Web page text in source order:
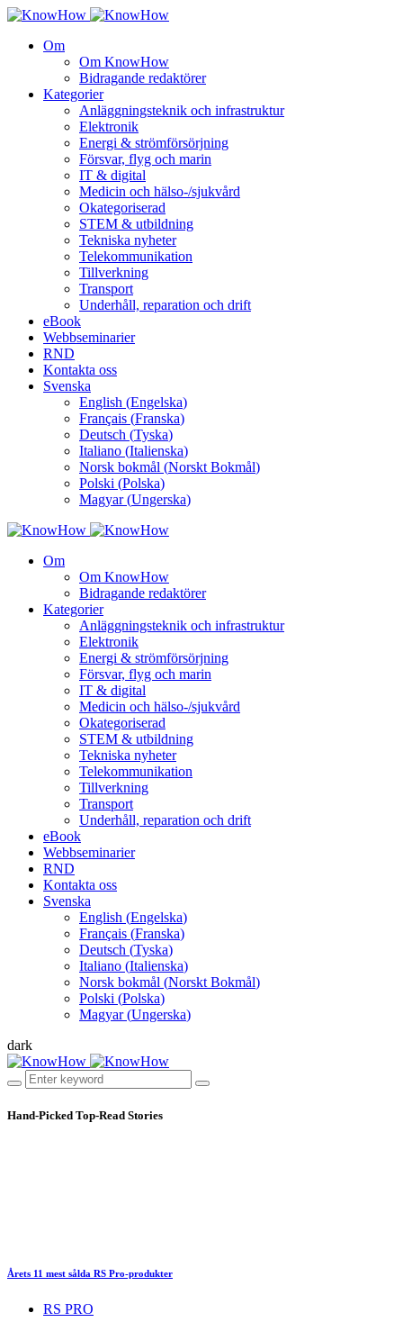
Om
Om KnowHow
Bidragande redaktörer
Kategorier
Anläggningsteknik och infrastruktur
Elektronik
Energi & strömförsörjning
Försvar, flyg och marin
IT & digital
Medicin och hälso-/sjukvård
Okategoriserad
STEM & utbildning
Tekniska nyheter
Telekommunikation
Tillverkning
Transport
Underhåll, reparation och drift
eBook
Webbseminarier
RND
Kontakta oss
Svenska
English (Engelska)
Français (Franska)
Deutsch (Tyska)
Italiano (Italienska)
Norsk bokmål (Norskt Bokmål)
Polski (Polska)
Magyar(Ungerska)
Om
Om KnowHow
Bidragande redaktörer
Kategorier
Anläggningsteknik och infrastruktur
Elektronik
Energi & strömförsörjning
Försvar, flyg och marin
IT & digital
Medicin och hälso-/sjukvård
Okategoriserad
STEM & utbildning
Tekniska nyheter
Telekommunikation
Tillverkning
Transport
Underhåll, reparation och drift
eBook
Webbseminarier
RND
Kontakta oss
Svenska
English (Engelska)
Français (Franska)
Deutsch (Tyska)
Italiano (Italienska)
Norsk bokmål (Norskt Bokmål)
Polski (Polska)
Magyar(Ungerska)
dark
Hand-Picked Top-Read Stories
Årets 11 mest sålda RS Pro-produkter
RS PRO